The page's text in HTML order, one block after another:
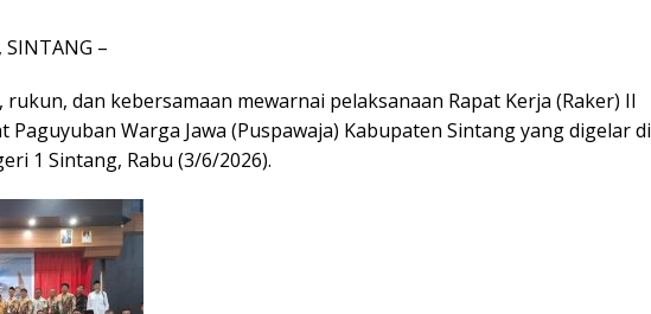
–
dan kebersamaan mewarnai pelaksanaan Rapat Kerja (Raker) II
Paguyuban Warga Jawa (Puspawaja) Kabupaten Sintang yang digelar di
1 Sintang, Rabu (3/6/2026).